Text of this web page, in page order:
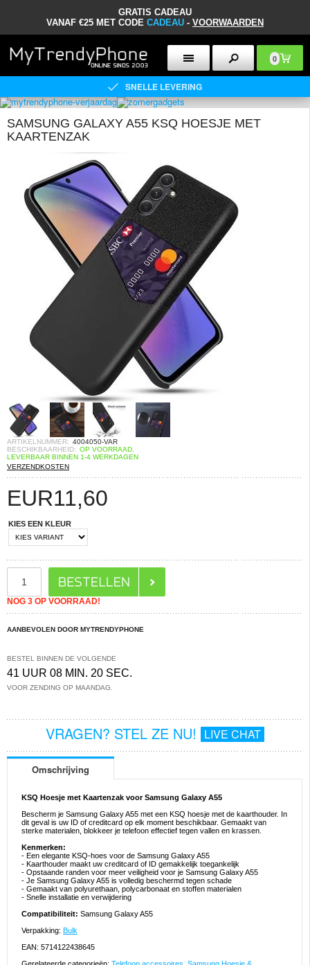
GRATIS CADEAU
VANAF €25 MET CODE CADEAU - VOORWAARDEN
0
SNELLE LEVERING
SAMSUNG GALAXY A55 KSQ HOESJE MET
KAARTENZAK
ARTIKELNUMMER: 4004050-VAR
BESCHIKBAARHEID: OP VOORRAAD.
LEVERBAAR BINNEN 1-4 WERKDAGEN
VERZENDKOSTEN
EUR11,60
KIES EEN KLEUR
NOG 3 OP VOORRAAD!
AANBEVOLEN DOOR MYTRENDYPHONE
BESTEL BINNEN DE VOLGENDE
41 UUR 08 MIN. 20 SEC.
VOOR ZENDING OP MAANDAG.
VRAGEN? STEL ZE NU! LIVE CHAT
Omschrijving
KSQ Hoesje met Kaartenzak voor Samsung Galaxy A55
Bescherm je Samsung Galaxy A55 met een KSQ hoesje met de kaarthouder. In
dit geval is uw ID of creditcard op elk moment beschikbaar. Gemaakt van
sterke materialen, blokkeer je telefoon effectief tegen vallen en krassen.
Kenmerken:
- Een elegante KSQ-hoes voor de Samsung Galaxy A55
- Kaarthouder maakt uw creditcard of ID gemakkelijk toegankelijk
- Opstaande randen voor meer veiligheid voor je Samsung Galaxy A55
- Je Samsung Galaxy A55 is volledig beschermd tegen schade
- Gemaakt van polyurethaan, polycarbonaat en stoffen materialen
- Snelle installatie en verwijdering
Compatibiliteit: Samsung Galaxy A55
Verpakking: Bulk
EAN: 5714122438645